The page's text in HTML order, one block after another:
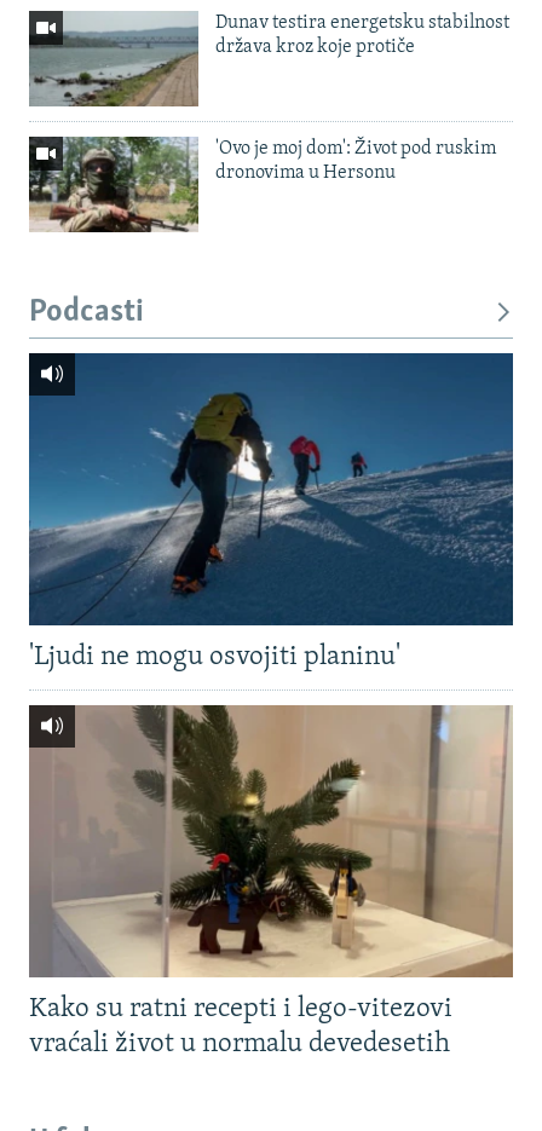
Dunav testira energetsku stabilnost
država kroz koje protiče
'Ovo je moj dom': Život pod ruskim
dronovima u Hersonu
Podcasti
'Ljudi ne mogu osvojiti planinu'
Kako su ratni recepti i lego-vitezovi
vraćali život u normalu devedesetih